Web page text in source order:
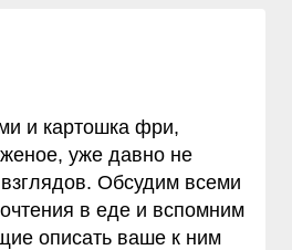
и картошка фри,
уже давно не
Обсудим всеми
в еде и вспомним
описать ваше к ним